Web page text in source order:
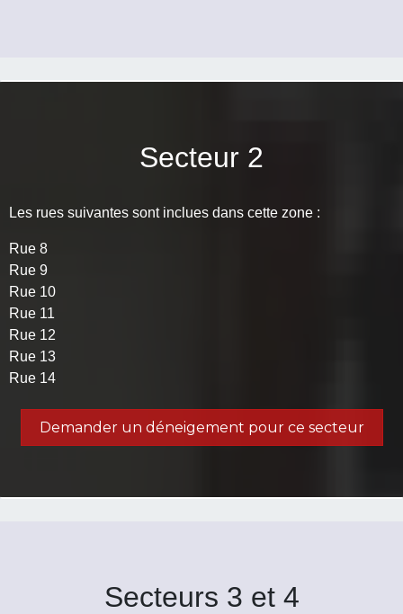
Secteur 2
Les rues suivantes sont inclues dans cette zone :
Rue 8
Rue 9
Rue 10
Rue 11
Rue 12
Rue 13
Rue 14
Demander un déneigement pour ce secteur
Secteurs 3 et 4